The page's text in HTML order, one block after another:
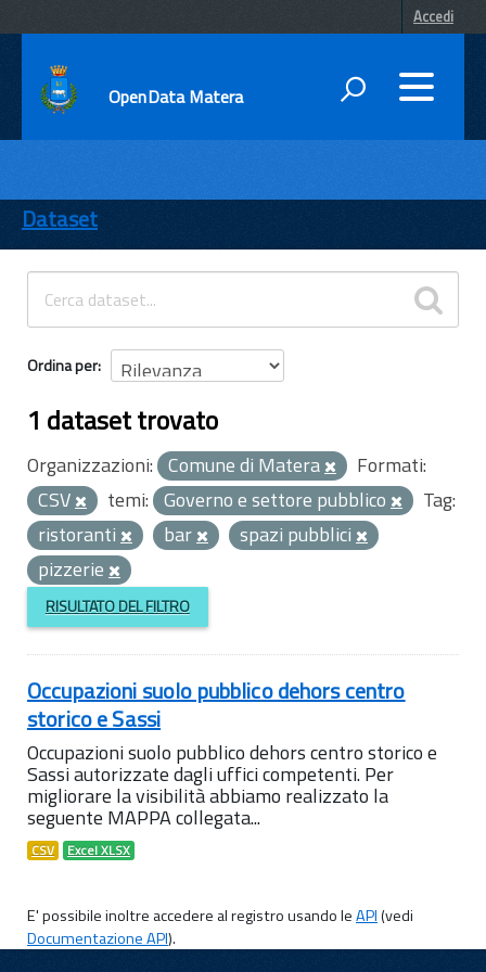
Accedi
OpenData Matera
ENTI
TEMI
INFORMAZIONI
Dataset
Ordina per
1 dataset trovato
Organizzazioni: Comune di Matera
Formati:
CSV
temi: Governo e settore pubblico
Tag:
ristoranti
bar
spazi pubblici
pizzerie
RISULTATO DEL FILTRO
Occupazioni suolo pubblico dehors centro
storico e Sassi
Occupazioni suolo pubblico dehors centro storico e
Sassi autorizzate dagli uffici competenti. Per
migliorare la visibilità abbiamo realizzato la
seguente MAPPA collegata...
CSV Excel XLSX
E' possibile inoltre accedere al registro usando leAPI(vedi
Documentazione API).